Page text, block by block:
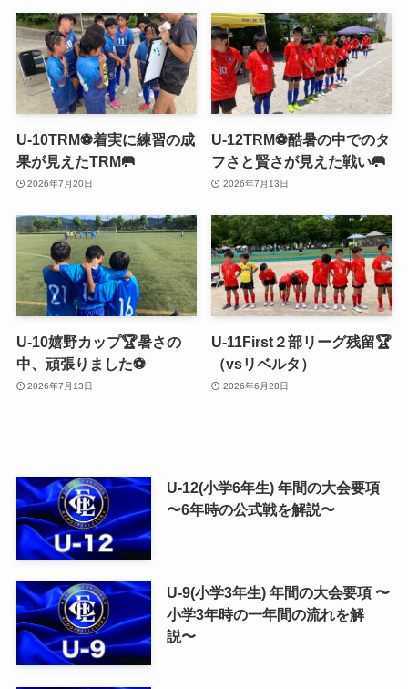
U-10TRM⚽️着実に練習の成
果が見えたTRM🥅
2026年7月20日
U-12TRM⚽️酷暑の中でのタ
フさと賢さが見えた戦い🥅
2026年7月13日
U-10嬉野カップ🏆暑さの
中、頑張りました⚽️
2026年7月13日
U-11First２部リーグ残留🏆
（vsリベルタ）
2026年6月28日
U-12(小学6年生) 年間の大会要項
〜6年時の公式戦を解説〜
U-9(小学3年生) 年間の大会要項 〜
小学3年時の一年間の流れを解
説〜